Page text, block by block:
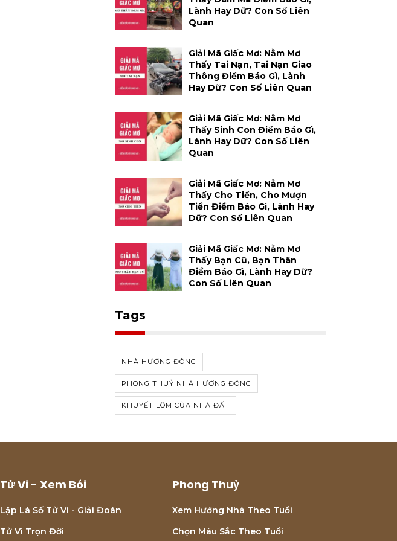
Lành Hay Dữ? Con Số Liên
Quan
Giải Mã Giấc Mơ: Nằm Mơ
Thấy Tai Nạn, Tai Nạn Giao
Thông Điềm Báo Gì, Lành
Hay Dữ? Con Số Liên Quan
Giải Mã Giấc Mơ: Nằm Mơ
Thấy Sinh Con Điềm Báo Gì,
Lành Hay Dữ? Con Số Liên
Quan
Giải Mã Giấc Mơ: Nằm Mơ
Thấy Cho Tiền, Cho Mượn
Tiền Điềm Báo Gì, Lành Hay
Dữ? Con Số Liên Quan
Giải Mã Giấc Mơ: Nằm Mơ
Thấy Bạn Cũ, Bạn Thân
Điềm Báo Gì, Lành Hay Dữ?
Con Số Liên Quan
Tags
NHÀ HƯỚNG ĐÔNG
PHONG THUỶ NHÀ HƯỚNG ĐÔNG
KHUYẾT LÕM CỦA NHÀ ĐẤT
Tử Vi - Xem Bói
Lập Lá Số Tử Vi - Giải Đoán
Tử Vi Trọn Đời
Phong Thuỷ
Xem Hướng Nhà Theo Tuổi
Chọn Màu Sắc Theo Tuổi